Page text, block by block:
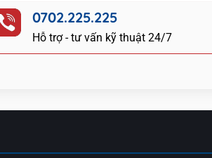
0702.225.225
Hỗ trợ - tư vấn kỹ thuật 24/7